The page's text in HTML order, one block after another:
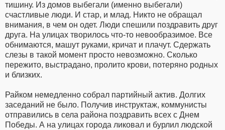
тишину. Из домов выбегали (именно выбегали)
счастливые люди. И стар, и млад. Никто не обращал
внимания, в чем он одет. Люди спешили поздравить друг
друга. На улицах творилось что-то невообразимое. Все
обнимаются, машут руками, кричат и плачут. Сдержать
слезы в такой момент просто невозможно. Сколько
пережито, выстрадано, пролито крови, потеряно родных
и близких.
Райком немедленно собрал партийный актив. Долгих
заседаний не было. Получив инструктаж, коммунисты
отправились в села района поздравить всех с Днем
Победы. А на улицах города ликовал и бурлил людской